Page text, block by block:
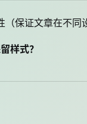
保证文章在不同
样式？